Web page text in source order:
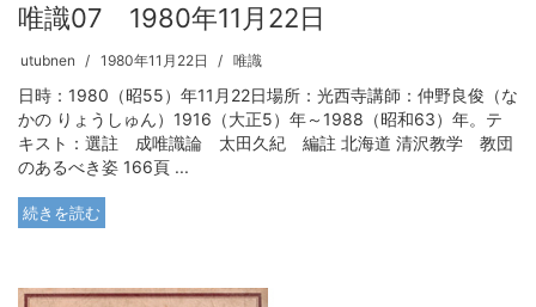
唯識07 1980年11月22日
utubnen 1980年11月22日 唯識
日時：1980（昭55）年11月22日場所：光西寺講師：仲野良俊（な
かの りょうしゅん）1916（大正5）年～1988（昭和63）年。テ
キスト：選註 成唯識論 太田久紀 編註 北海道 清沢教学 教団
のあるべき姿 166頁 ...
続きを読む